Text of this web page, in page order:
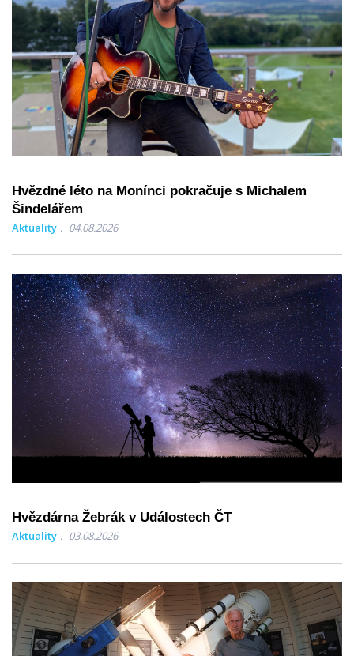
Hvězdné léto na Monínci pokračuje s Michalem
Šindelářem
Aktuality 04.08.2026
Hvězdárna Žebrák v Událostech ČT
Aktuality 03.08.2026